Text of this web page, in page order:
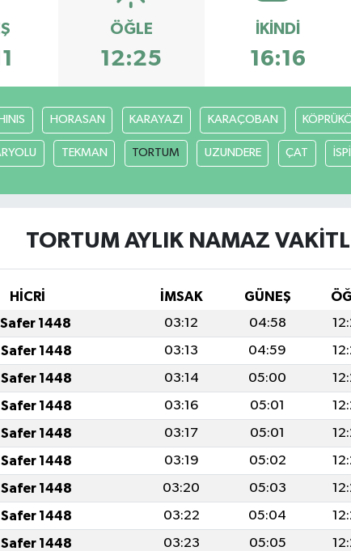
ÖĞLE
12:25
İKINDI
16:16
HINIS HORASAN KARAYAZI KARAÇOBAN
TEKMAN TORTUM UZUNDERE ÇAT
TORTUM AYLIK NAMAZ
HİCRİ İMSAK GÜNEŞ
Safer 1448 03:12 04:58
Safer 1448 03:13 04:59
Safer 1448 03:14 05:00
Safer 1448 03:16 05:01
Safer 1448 03:17 05:01
Safer 1448 03:19 05:02
Safer 1448 03:20 05:03
Safer 1448 03:22 05:04
Safer 1448 03:23 05:05